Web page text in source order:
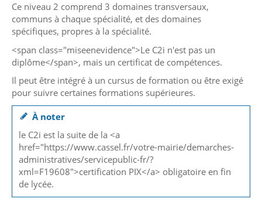
Ce niveau 2 comprend 3 domaines transversaux,
communs à chaque spécialité, et des domaines
spécifiques, propres à la spécialité.
<span class="miseenevidence">Le C2i n'est pas un
diplôme</span>, mais un certificat de compétences.
Il peut être intégré à un cursus de formation ou être exigé
pour suivre certaines formations supérieures.
À noter
le C2i est la suite de la <a
href="https://www.cassel.fr/votre-mairie/demarches-
administratives/servicepublic-fr/?
xml=F19608">certification PIX</a> obligatoire en fin
de lycée.